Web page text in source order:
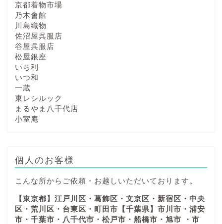
京都着物市場
乃木會館
川島織物
佐沼屋呉服店
谷屋呉服店
松屋銀座
いち利
いつ和
一蔵
東レシルック
まるやま八千代店
小室庵
個人のお客様
こんな所からご依頼・お越しいただいております。
【東京都】江戸川区・葛飾区・文京区・新宿区・中央
区・荒川区・台東区・町田市【千葉県】市川市・浦安
市・千葉市・八千代市・松戸市・船橋市・旭市 ・市